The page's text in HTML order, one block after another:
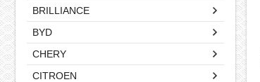
BRILLIANCE
BYD
CHERY
CITROEN